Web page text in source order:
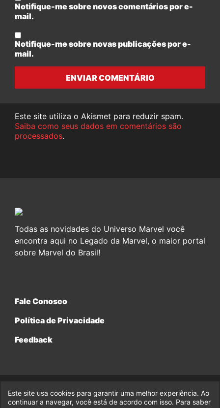
Notifique-me sobre novos comentários por e-
mail.
Notifique-me sobre novas publicações por e-
mail.
ENVIAR COMENTÁRIO
Este site utiliza o Akismet para reduzir spam.
Saiba como seus dados em comentários são
processados.
Todas as novidades do Universo Marvel você
encontra aqui no Legado da Marvel, o maior portal
sobre Marvel do Brasil!
Fale Conosco
Política de Privacidade
Feedback
© 2017-2026 Legado da Marvel, uma empresa da Legado
Enterprises.
Este site usa cookies para garantir uma melhor experiência. Ao
continuar a navegar, você está de acordo com isso. Para saber